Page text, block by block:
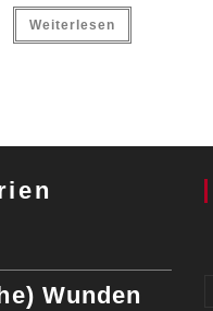
Weiterlesen
Wunden